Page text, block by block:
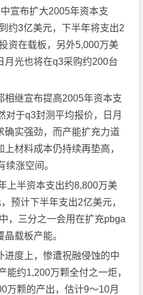
宣布扩大2005年资本支
约3亿美元，下半年将支出2
资在载板，另外5,000万美
月光也将在q3采购约200台
继宣布提高2005年资本支
对于q3封测平均报价，日月
确实强劲，而产能扩充力道
材料成本仍持续再垫高，
续涨空间。
上半资本支出约8,800万美
预计下半年支出2亿美元，
，三分之一会用在扩充pbga
载板产能。
度上，惨遭祝融侵蚀的中
能约1,200万颗全付之一炬，
万颗的产出，估计9～10月